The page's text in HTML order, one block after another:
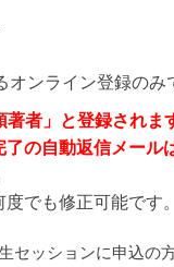
オンライン登録の
者」と登録されま
の自動返信メール
でも修正可能です
セッションに申込の